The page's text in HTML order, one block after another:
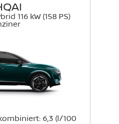
116 kW (158 PS)
6,3 (l/100